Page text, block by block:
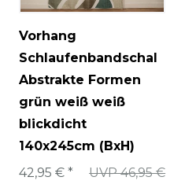
Vorhang
Schlaufenbandschal
Abstrakte Formen
grün weiß weiß
blickdicht
140x245cm (BxH)
UVP 46,95 €
42,95 € *